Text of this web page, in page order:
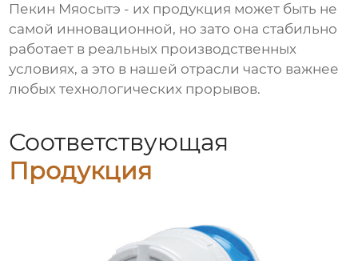
Пекин Мяосытэ - их продукция может быть не
самой инновационной, но зато она стабильно
работает в реальных производственных
условиях, а это в нашей отрасли часто важнее
любых технологических прорывов.
Соответствующая
Продукция